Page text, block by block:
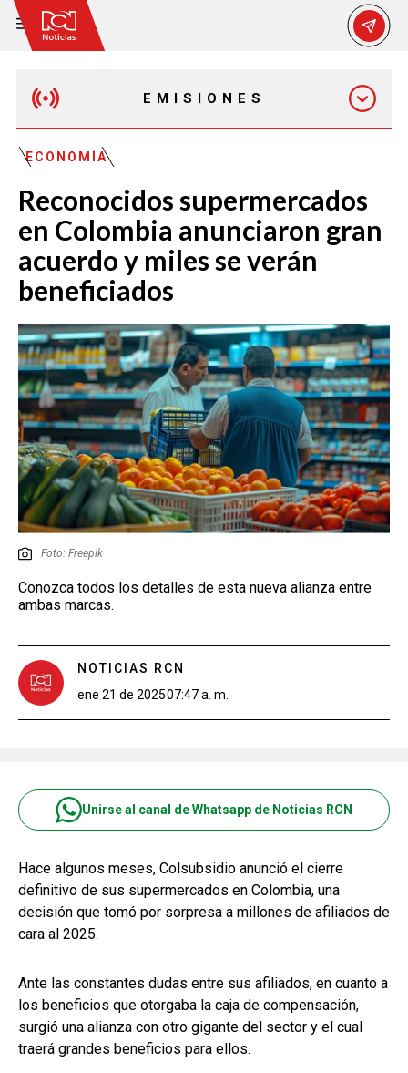
EMISIONES
EMISIÓN 12:30 PM
EMISIÓN 7:00 PM
EMISIÓN 11:30 PM
ECONOMÍA
Reconocidos supermercados
en Colombia anunciaron gran
acuerdo y miles se verán
beneficiados
Foto: Freepik
Conozca todos los detalles de esta nueva alianza entre
ambas marcas.
NOTICIAS RCN
ene 21 de 202507:47 a. m.
Unirse al canal de Whatsapp de Noticias RCN
Hace algunos meses, Colsubsidio anunció el cierre
definitivo de sus supermercados en Colombia, una
decisión que tomó por sorpresa a millones de afiliados de
cara al 2025.
Ante las constantes dudas entre sus afiliados, en cuanto a
los beneficios que otorgaba la caja de compensación,
surgió una alianza con otro gigante del sector y el cual
traerá grandes beneficios para ellos.